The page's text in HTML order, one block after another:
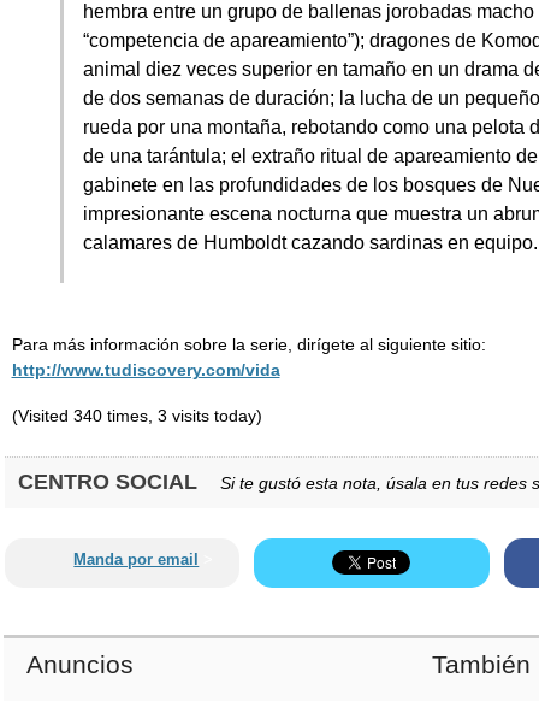
hembra entre un grupo de ballenas jorobadas
“competencia de apareamiento”); dragones de
animal diez veces superior en tamaño en un drama
de dos semanas de duración; la lucha de un
rueda por una montaña, rebotando como una pelota
de una tarántula; el extraño ritual de apareamiento
gabinete en las profundidades de los bosques de
impresionante escena nocturna que muestra un
calamares de Humboldt cazando sardinas en equipo.
Para más información sobre la serie, dirígete al siguiente sitio:
http://www.tudiscovery.com/vida
(Visited 340 times, 3 visits today)
CENTRO SOCIAL Si te gustó esta nota, úsala en tus redes
Manda por email
También
Anuncios